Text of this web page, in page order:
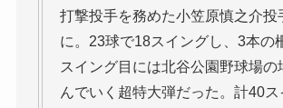
打撃投手を務めた小笠原慎之介投
に。23球で18スイングし、3本の
スイング目には北谷公園野球場の
んでいく超特大弾だった。計40